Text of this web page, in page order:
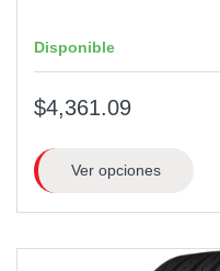
Disponible
$4,361.09
Ver opciones